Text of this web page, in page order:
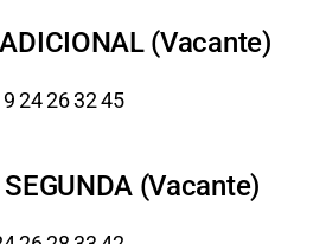
(Vacante)
24 26 32 45
(Vacante)